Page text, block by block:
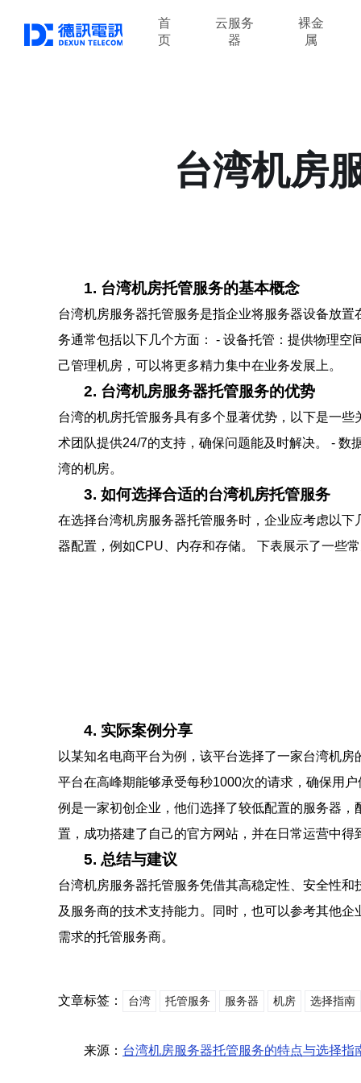
首
页
云服务
器
裸金
属
台湾机房
1. 台湾机房托管服务的基本概念
台湾机房服务器托管服务是指企业将服务器设备放
务通常包括以下几个方面： - 设备托管：提供物理
己管理机房，可以将更多精力集中在业务发展上。
2. 台湾机房服务器托管服务的优势
台湾的机房托管服务具有多个显著优势，以下是一
术团队提供24/7的支持，确保问题能及时解决。 -
湾的机房。
3. 如何选择合适的台湾机房托管服务
在选择台湾机房服务器托管服务时，企业应考虑以
器配置，例如CPU、内存和存储。 下表展示了一些
4. 实际案例分享
以某知名电商平台为例，该平台选择了一家台湾机
平台在高峰期能够承受每秒1000次的请求，确保用
例是一家初创企业，他们选择了较低配置的服务器
置，成功搭建了自己的官方网站，并在日常运营中得
5. 总结与建议
台湾机房服务器托管服务凭借其高稳定性、安全性
及服务商的技术支持能力。同时，也可以参考其他
需求的托管服务商。
文章标签： 台湾 托管服务 服务器 机房 选择指南
来源： 台湾机房服务器托管服务的特点与选择指